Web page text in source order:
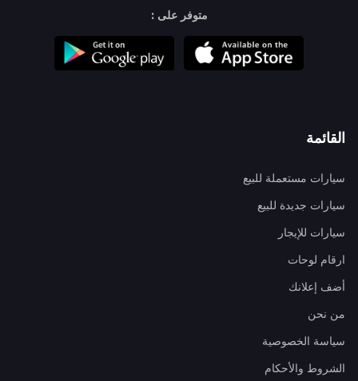
متوفر على :
القائمة
سيارات مستعملة للبيع
سيارات جديدة للبيع
سيارات للإيجار
ارقام لوحات
أضف إعلانك
من نحن
سياسة الخصوصية
الشروط والأحكام